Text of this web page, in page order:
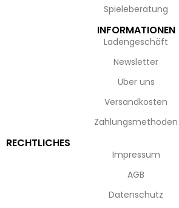
Spieleberatung
INFORMATIONEN
Ladengeschäft
Newsletter
Über uns
Versandkosten
Zahlungsmethoden
RECHTLICHES
Impressum
AGB
Datenschutz